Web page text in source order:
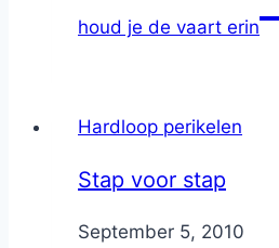
houd je de vaart erin
Hardloop perikelen
Stap voor stap
ByNicole
September 5, 2010